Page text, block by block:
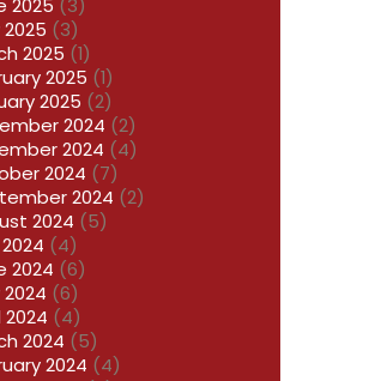
2025 (3)
(3)
2025 (1)
2025 (1)
2025 (2)
2024 (2)
2024 (4)
2024 (7)
2024 (2)
2024 (5)
(4)
2024 (6)
(6)
2024 (4)
2024 (5)
2024 (4)